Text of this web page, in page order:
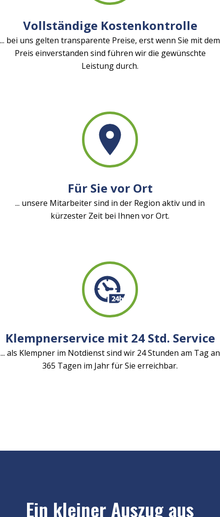
Vollständige Kostenkontrolle
... bei uns gelten transparente Preise, erst wenn Sie mit dem
Preis einverstanden sind führen wir die gewünschte
Leistung durch.
Für Sie vor Ort
... unsere Mitarbeiter sind in der Region aktiv und in
kürzester Zeit bei Ihnen vor Ort.
Klempnerservice mit 24 Std. Service
... als Klempner im Notdienst sind wir 24 Stunden am Tag an
365 Tagen im Jahr für Sie erreichbar.
Ein kleiner Auszug aus